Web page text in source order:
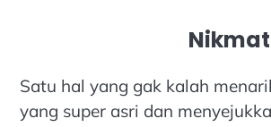
Satu hal yang gak kalah
yang super asri dan